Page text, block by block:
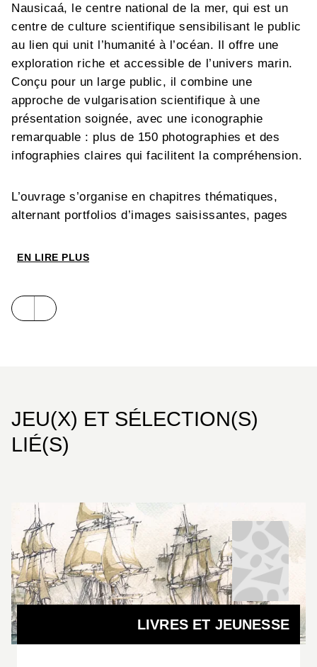
Nausicaá, le centre national de la mer, qui est un
centre de culture scientifique sensibilisant le public
au lien qui unit l’humanité à l’océan. Il offre une
exploration riche et accessible de l’univers marin.
Conçu pour un large public, il combine une
approche de vulgarisation scientifique à une
présentation soignée, avec une iconographie
remarquable : plus de 150 photographies et des
infographies claires qui facilitent la compréhension.
L’ouvrage s’organise en chapitres thématiques,
alternant portfolios d’images saisissantes, pages
captivants. Ces entretiens donnent la parole à des
des sujets variés comme la gestion durable de la
pêche, les stratégies de préservation des récifs
Au fil des pages, le lecteur découvre la biodiversité
marine, le rôle des océans sur le climat et dans
l’action. Ce beau livre est une invitation à rêver, à
comprendre et à s’engager pour protéger ce
patrimoine universel.
EN LIRE PLUS
JEU(X) ET SÉLECTION(S)
LIÉ(S)
LIVRES ET JEUNESSE